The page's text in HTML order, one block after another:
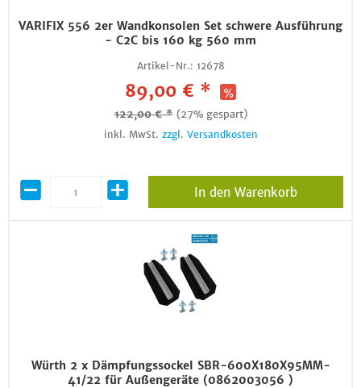
VARIFIX 556 2er Wandkonsolen Set schwere Ausführung
- C2C bis 160 kg 560 mm
Artikel-Nr.: 12678
89,00 € *
122,00 € * (27% gespart)
inkl. MwSt. zzgl. Versandkosten
In den Warenkorb
Würth 2 x Dämpfungssockel SBR-600X180X95MM-
41/22 für Außengeräte (0862003056 )